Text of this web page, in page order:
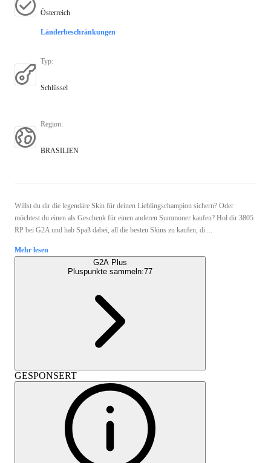
Österreich
Länderbeschränkungen
Typ:
Schlüssel
Region:
BRASILIEN
Willst du dir die legendäre Skin für deinen Lieblingschampion sichern? Oder
möchtest du einen als Geschenk für einen anderen Summoner kaufen? Hol dir 3805
RP bei G2A und hab Spaß dabei, all die besten Skins zu kaufen, di ...
Mehr lesen
G2A Plus
Pluspunkte sammeln:77
GESPONSERT